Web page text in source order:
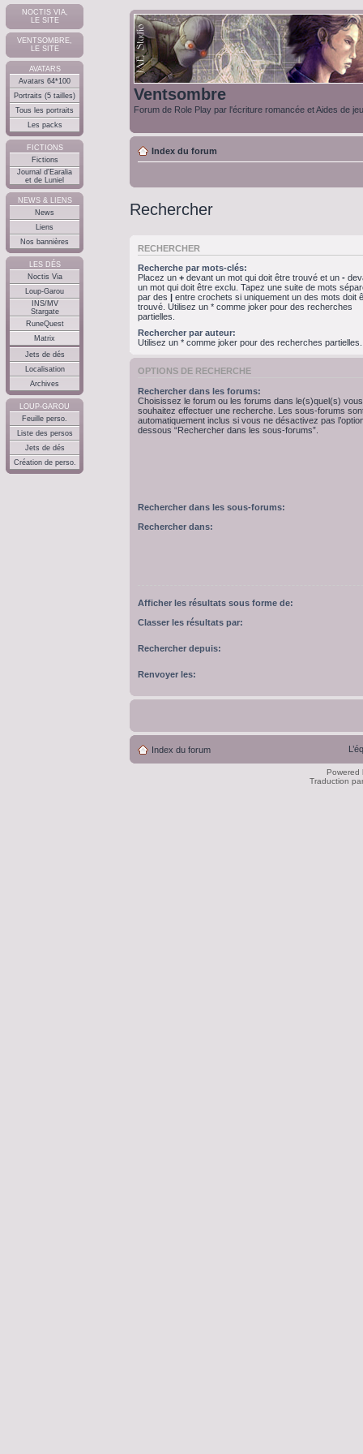
NOCTIS VIA,
LE SITE
VENTSOMBRE,
LE SITE
AVATARS
Avatars 64*100
Portraits (5 tailles)
Tous les portraits
Les packs
FICTIONS
Fictions
Journal d'Earalia
et de Luniel
NEWS & LIENS
News
Liens
Nos bannières
LES DÉS
Noctis Via
Loup-Garou
INS/MV
Stargate
RuneQuest
Matrix
Jets de dés
Localisation
Archives
LOUP-GAROU
Feuille perso.
Liste des persos
Jets de dés
Création de perso.
Ventsombre
Forum de Role Play par l'écriture romancée et Aides de
Index du forum
Rechercher
RECHERCHER
Recherche par mots-clés:
Placez un + devant un mot qui doit être trouvé et un -
un mot qui doit être exclu. Tapez une suite de mots
par des | entre crochets si uniquement un des mots doit
trouvé. Utilisez un * comme joker pour des recherches
partielles.
Rechercher par auteur:
Utilisez un * comme joker pour des recherches partielles.
OPTIONS DE RECHERCHE
Rechercher dans les forums:
Choisissez le forum ou les forums dans le(s)quel(s) vous
souhaitez effectuer une recherche. Les sous-forums
automatiquement inclus si vous ne désactivez pas
dessous “Rechercher dans les sous-forums”.
Rechercher dans les sous-forums:
Rechercher dans:
Afficher les résultats sous forme de:
Classer les résultats par:
Rechercher depuis:
Renvoyer les:
Index du forum
Powered
Traduction